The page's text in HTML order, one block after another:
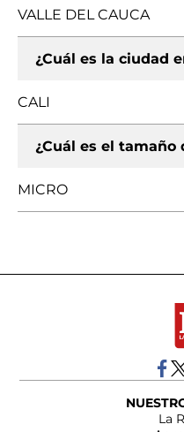
VALLE DEL CAUCA
¿Cuál es la ciudad
CALI
¿Cuál es el tamaño
MICRO
La